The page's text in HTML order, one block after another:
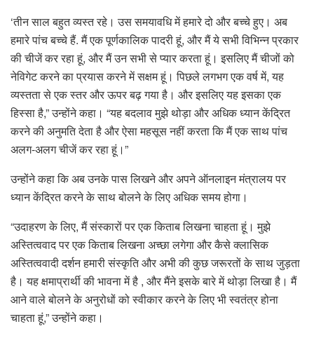
‘तीन साल बहुत व्यस्त रहे। उस समयावधि में हमारे दो और बच्चे हुए। अब
हमारे पांच बच्चे हैं. मैं एक पूर्णकालिक पादरी हूं, और मैं ये सभी विभिन्न प्रकार
की चीजें कर रहा हूं, और मैं उन सभी से प्यार करता हूं। इसलिए मैं चीजों को
नेविगेट करने का प्रयास करने में सक्षम हूं। पिछले लगभग एक वर्ष में, यह
व्यस्तता से एक स्तर और ऊपर बढ़ गया है। और इसलिए यह इसका एक
हिस्सा है,” उन्होंने कहा। “यह बदलाव मुझे थोड़ा और अधिक ध्यान केंद्रित
करने की अनुमति देता है और ऐसा महसूस नहीं करता कि मैं एक साथ पांच
अलग-अलग चीजें कर रहा हूं।”
उन्होंने कहा कि अब उनके पास लिखने और अपने ऑनलाइन मंत्रालय पर
ध्यान केंद्रित करने के साथ बोलने के लिए अधिक समय होगा।
“उदाहरण के लिए, मैं संस्कारों पर एक किताब लिखना चाहता हूं। मुझे
अस्तित्ववाद पर एक किताब लिखना अच्छा लगेगा और कैसे क्लासिक
अस्तित्ववादी दर्शन हमारी संस्कृति और अभी की कुछ जरूरतों के साथ जुड़ता
है। यह क्षमाप्रार्थी की भावना में है , और मैंने इसके बारे में थोड़ा लिखा है। मैं
आने वाले बोलने के अनुरोधों को स्वीकार करने के लिए भी स्वतंत्र होना
चाहता हूं,” उन्होंने कहा।